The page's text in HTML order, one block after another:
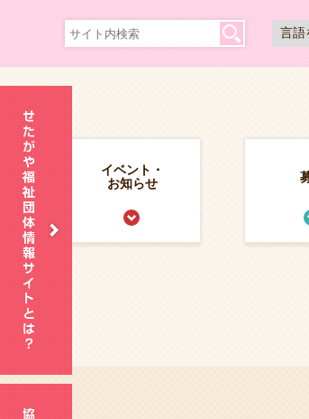
イベント・
お知らせ